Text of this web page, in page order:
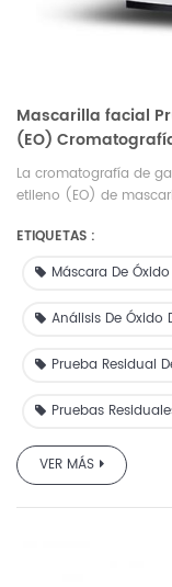
Mascarilla facial
(EO)
La cromatografía de
etileno (EO) de
y un mantenimiento
en petróleo, industria
inspección de
universidades y otros
científica. Puede
disolvente.
ETIQUETAS :
Máscara De
Análisis De Óxido
Prueba Residual
Pruebas
VER MÁS